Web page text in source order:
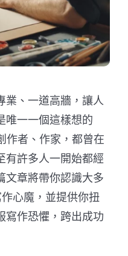
業、一道高牆，讓人
唯一一個這樣想的
作者、作家，都曾在
有許多人一開始都經
文章將帶你認識大多
心魔，並提供你扭
寫作恐懼，跨出成功